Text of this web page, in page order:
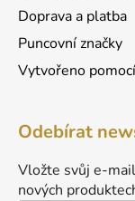
Doprava a platba
Puncovní značky
Vytvořeno pomocí
Odebírat
Vložte svůj e-
nových